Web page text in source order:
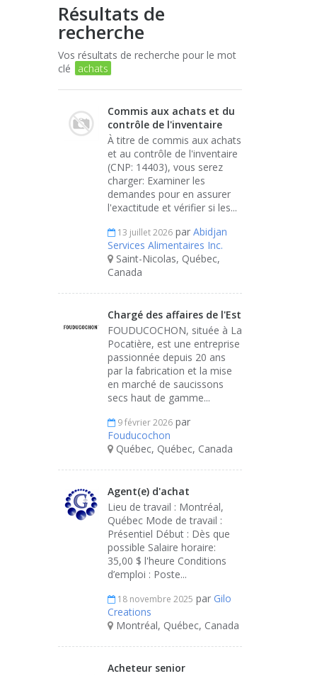
Résultats de
recherche
Vos résultats de recherche pour le mot
clé
achats
Commis aux achats et du
contrôle de l'inventaire
À titre de commis aux achats
et au contrôle de l'inventaire
(CNP: 14403), vous serez
charger: Examiner les
demandes pour en assurer
l'exactitude et vérifier si les...
13 juillet 2026 par Abidjan
Services Alimentaires Inc.
Saint-Nicolas, Québec,
Canada
Chargé des affaires de l'Est
FOUDUCOCHON, située à La
Pocatière, est une entreprise
passionnée depuis 20 ans
par la fabrication et la mise
en marché de saucissons
secs haut de gamme...
9 février 2026 par
Fouducochon
Québec, Québec, Canada
Agent(e) d'achat
Lieu de travail : Montréal,
Québec Mode de travail :
Présentiel Début : Dès que
possible Salaire horaire:
35,00 $ l'heure Conditions
d’emploi : Poste...
18 novembre 2025 par Gilo
Creations
Montréal, Québec, Canada
Acheteur senior